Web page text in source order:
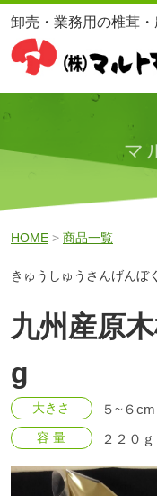
卸売・業務用の椎茸
マ
HOME > 商品一覧
きゅうしゅうさんげんぼ
九州産原
g
大きさ ５~６cm
容 量 ２２０ｇ